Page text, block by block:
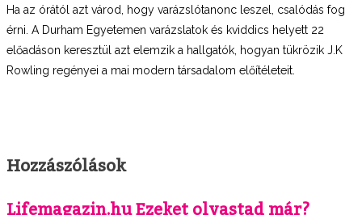
Ha az órától azt várod, hogy varázslótanonc leszel, csalódás fog
érni. A Durham Egyetemen varázslatok és kviddics helyett 22
előadáson keresztül azt elemzik a hallgatók, hogyan tükrözik J.K
Rowling regényei a mai modern társadalom előítéleteit.
Hozzászólások
Lifemagazin.hu Ezeket olvastad már?